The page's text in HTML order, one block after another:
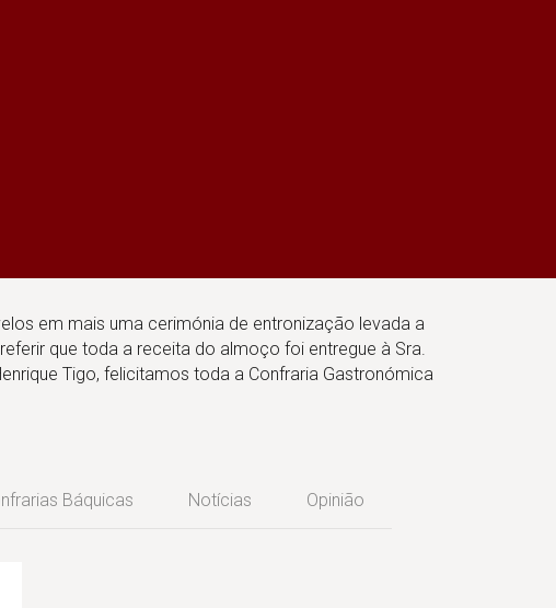
em mais uma cerimónia de entronização levada a
que toda a receita do almoço foi entregue à Sra.
Tigo, felicitamos toda a Confraria Gastronómica
Báquicas Notícias Opinião